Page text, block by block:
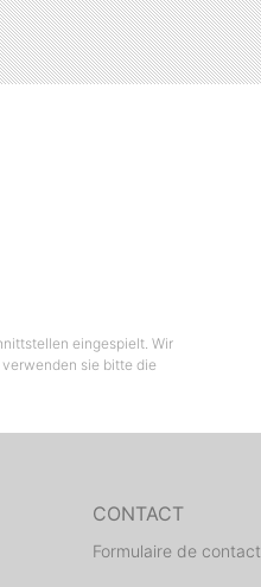
eingespielt. Wir
sie bitte die
CONTACT
Formulaire de contact